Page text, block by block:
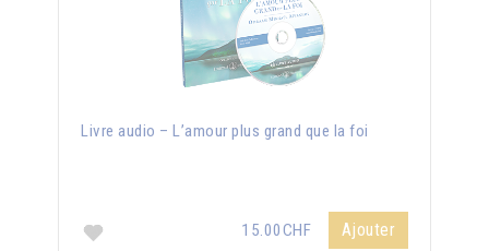
Livre audio – L’amour plus grand que la foi
15.00CHF Ajouter